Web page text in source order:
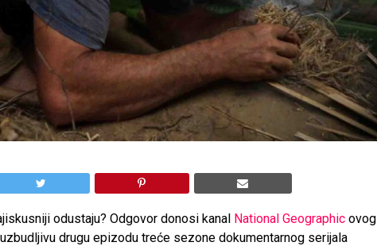
odustaju? Odgovor donosi kanal National Geographic ovog
drugu epizodu treće sezone dokumentarnog serijala